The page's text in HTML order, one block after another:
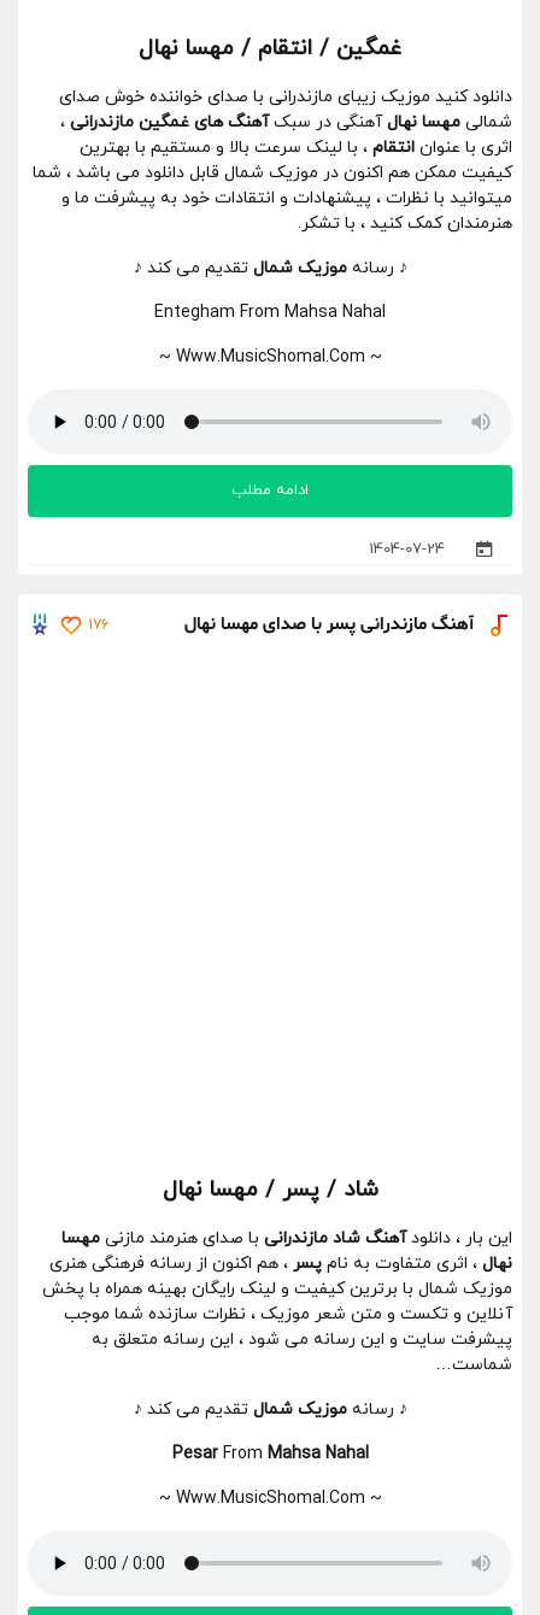
غمگین / انتقام / مهسا نهال
دانلود کنید موزیک زیبای مازندرانی با صدای خواننده خوش صدای
شمالی مهسا نهالآهنگی در سبکآهنگ های غمگین مازندرانی ،
اثری با عنوان انتقام ، با لینک سرعت بالا و مستقیم با بهترین
کیفیت ممکن هم اکنون در موزیک شمال قابل دانلود می باشد ، شما
میتوانید با نظرات ، پیشنهادات و انتقادات خود به پیشرفت ما و
هنرمندان کمک کنید ، با تشکر.
♪ رسانهموزیک شمال تقدیم می کند ♪
Entegham From Mahsa Nahal
~ Www.MusicShomal.Com ~
1404-07-24
ادامه مطلب
آهنگ مازندرانی پسر با صدای مهسا نهال 176
شاد / پسر / مهسا نهال
این بار ، دانلودآهنگ شاد مازندرانی با صدای هنرمند مازنی مهسا
نهال ، اثری متفاوت به نام پسر ، هم اکنون از رسانه فرهنگی هنری
موزیک شمال با برترین کیفیت و لینک رایگان بهینه همراه با پخش
آنلاین و تکست و متن شعر موزیک ، نظرات سازنده شما موجب
پیشرفت سایت و این رسانه می شود ، این رسانه متعلق به
شماست…
♪ رسانهموزیک شمال تقدیم می کند ♪
PesarFrom Mahsa Nahal
~ Www.MusicShomal.Com ~